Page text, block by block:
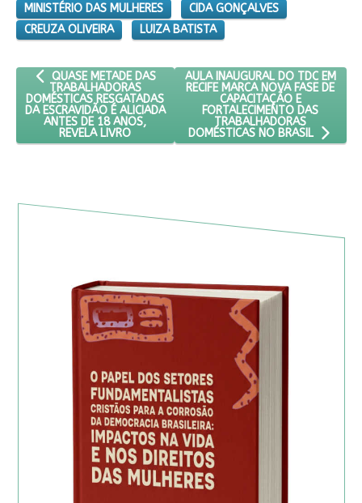
MINISTÉRIO DAS MULHERES
CIDA GONÇALVES
CREUZA OLIVEIRA
LUIZA BATISTA
ARTIGO ANTERIOR: QUASE METADE DAS TRABALHADORAS
QUASE METADE DAS
TRABALHADORAS
DOMÉSTICAS RESGATADAS
DA ESCRAVIDÃO É ALICIADA
ANTES DE 18 ANOS,
REVELA LIVRO
PRÓXIMO ARTIGO: AULA
AULA INAUGURAL DO TDC EM
RECIFE MARCA NOVA FASE DE
CAPACITAÇÃO E
FORTALECIMENTO DAS
TRABALHADORAS
DOMÉSTICAS NO BRASIL